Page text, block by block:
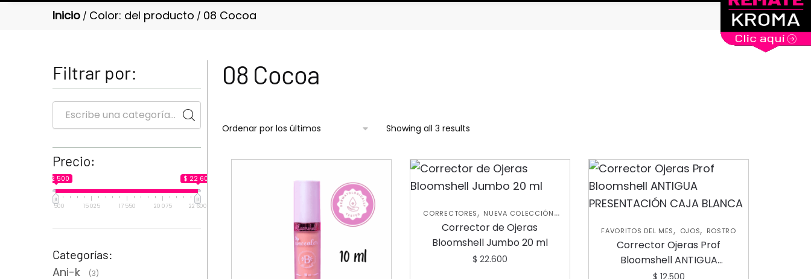
Inicio / Color: del producto / 08 Cocoa
08 Cocoa
Showing all 3 results
CORRECTORES, NUEVA COLECCIÓN,
ROSTRO
Corrector de Ojeras
Bloomshell Jumbo 20 ml
$ 22.600
FAVORITOS DEL MES, OJOS, ROSTRO
Corrector Ojeras Prof
Bloomshell ANTIGUA
PRESENTACIÓN CAJA BLANCA
$ 12.500
Filtrar por:
Precio:
$ 12 500 $ 22 600
12 500 15 025 17 550 20 075 22 600
Categorías:
Ani-k (3)